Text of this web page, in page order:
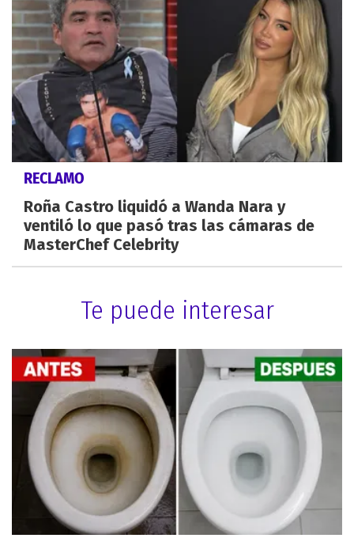
RECLAMO
Roña Castro liquidó a Wanda Nara y
ventiló lo que pasó tras las cámaras de
MasterChef Celebrity
Te puede interesar